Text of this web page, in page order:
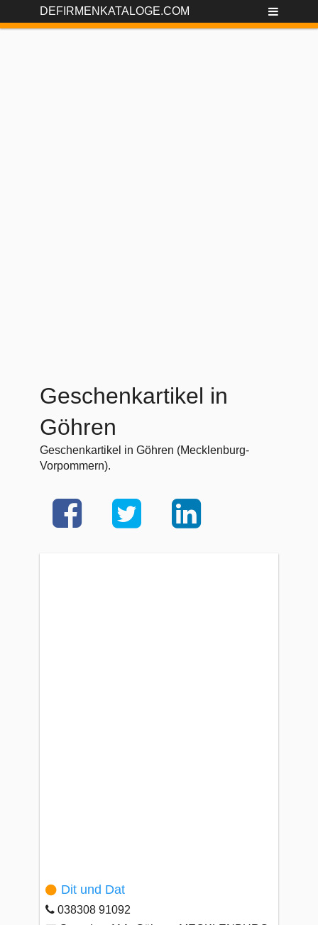
DEFIRMENKATALOGE.COM
Geschenkartikel in
Göhren
Geschenkartikel in Göhren (Mecklenburg-
Vorpommern).
Dit und Dat
038308 91092